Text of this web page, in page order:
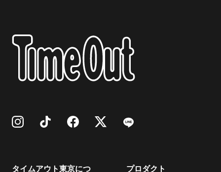
タイムアウト東京につ
プロダクト